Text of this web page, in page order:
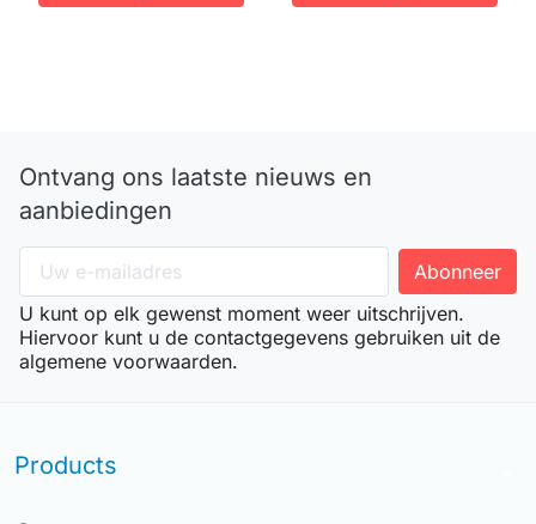
Ontvang ons laatste nieuws en
aanbiedingen
U kunt op elk gewenst moment weer uitschrijven.
Hiervoor kunt u de contactgegevens gebruiken uit de
algemene voorwaarden.
Products